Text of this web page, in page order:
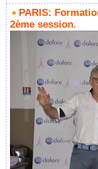
PARIS:
2ème session.